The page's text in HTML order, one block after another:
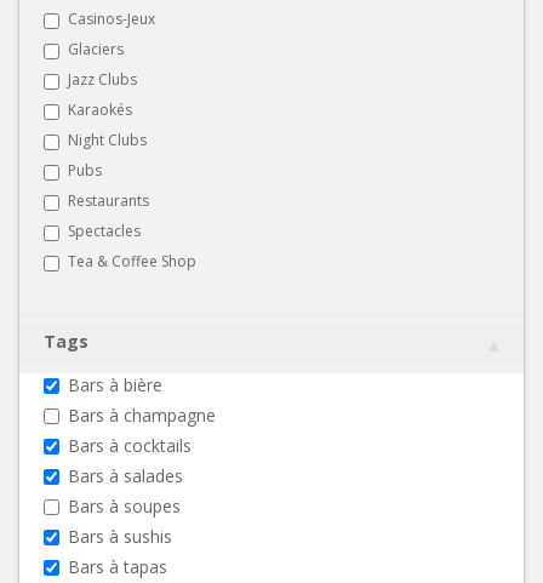
Casinos-Jeux
Glaciers
Jazz Clubs
Karaokés
Night Clubs
Pubs
Restaurants
Spectacles
Tea & Coffee Shop
Tags
Bars à bière
Bars à champagne
Bars à cocktails
Bars à salades
Bars à soupes
Bars à sushis
Bars à tapas